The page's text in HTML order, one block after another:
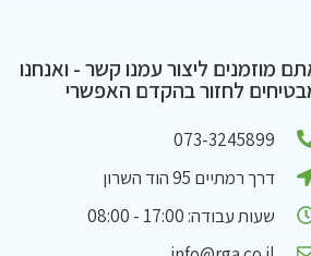
מוזמנים ליצור עמנו קשר - ואנחנו
לחזור בהקדם האפשרי
073-3245899
דרך רמתיים 95 הוד השרון
שעות עבודה: 17:00 - 08:00